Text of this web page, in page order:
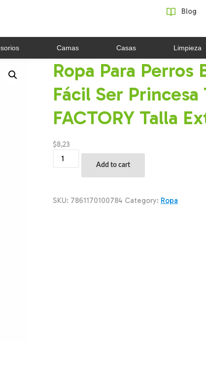
Blog
Camas Casas Limpieza
Ropa Para Perros
Fácil Ser Princesa
FACTORY Talla
$8,23
Para
Es
Add to cart
SKU: 7861170100784 Category: Ropa